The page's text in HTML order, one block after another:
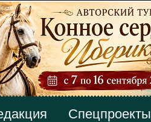
Спецпроекты